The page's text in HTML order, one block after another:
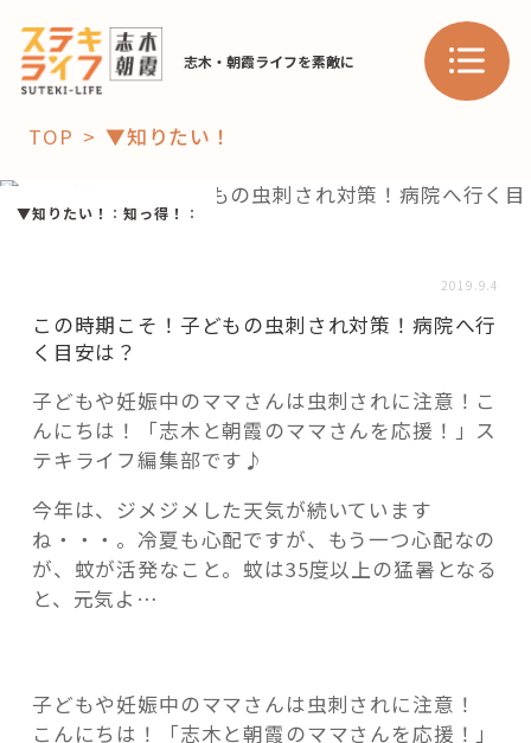
志木・朝霞ライフを素敵に
おすすめ
スポット 学び・教育
「場」
HAREL HAREL
活用事例
fleXe リノベ事例
TOP ▼知りたい！
▼知りたい！ ：知っ得！ ：
2019.9.4
この時期こそ！子どもの虫刺され対策！病院へ行
く目安は？
子どもや妊娠中のママさんは虫刺されに注意！こ
んにちは！「志木と朝霞のママさんを応援！」ス
テキライフ編集部です♪
今年は、ジメジメした天気が続いています
ね・・・。冷夏も心配ですが、もう一つ心配なの
が、蚊が活発なこと。蚊は35度以上の猛暑となる
と、元気よ…
子どもや妊娠中のママさんは虫刺されに注意！
こんにちは！「志木と朝霞のママさんを応援！」